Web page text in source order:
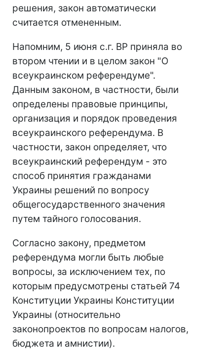
решения, закон автоматически
считается отмененным.
Напомним, 5 июня с.г. ВР приняла во
втором чтении и в целом закон "О
всеукраинском референдуме".
Данным законом, в частности, были
определены правовые принципы,
организация и порядок проведения
всеукраинского референдума. В
частности, закон определяет, что
всеукраинский референдум - это
способ принятия гражданами
Украины решений по вопросу
общегосударственного значения
путем тайного голосования.
Согласно закону, предметом
референдума могли быть любые
вопросы, за исключением тех, по
которым предусмотрены статьей 74
Конституции Украины Конституции
Украины (относительно
законопроектов по вопросам налогов,
бюджета и амнистии).